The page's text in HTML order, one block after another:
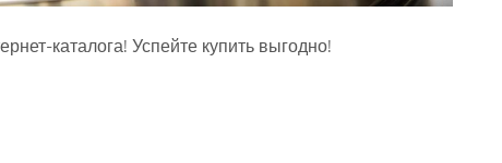
каталога! Успейте купить выгодно!